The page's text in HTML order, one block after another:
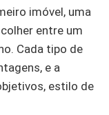
imóvel, uma
entre um
Cada tipo de
e a
estilo de